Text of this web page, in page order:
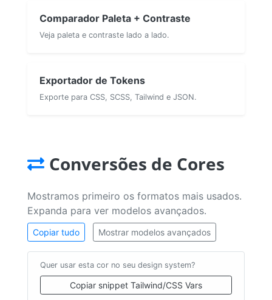
Comparador Paleta + Contraste
Veja paleta e contraste lado a lado.
Exportador de Tokens
Exporte para CSS, SCSS, Tailwind e JSON.
Conversões de Cores
Mostramos primeiro os formatos mais usados.
Expanda para ver modelos avançados.
Copiar tudo Mostrar modelos avançados
Quer usar esta cor no seu design system?
Copiar snippet Tailwind/CSS Vars